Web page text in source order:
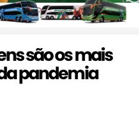
são os mais
pandemia